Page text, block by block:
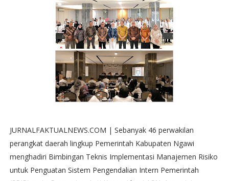
JURNALFAKTUALNEWS.COM | Sebanyak 46 perwakilan
perangkat daerah lingkup Pemerintah Kabupaten Ngawi
menghadiri Bimbingan Teknis Implementasi Manajemen Risiko
untuk Penguatan Sistem Pengendalian Intern Pemerintah